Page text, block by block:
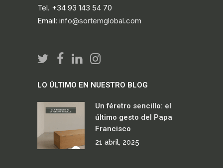
Tel. +34 93 143 54 70
Email: info@sortemglobal.com
LO ÚLTIMO EN NUESTRO BLOG
Un féretro sencillo: el
último gesto del Papa
Francisco
21 abril, 2025